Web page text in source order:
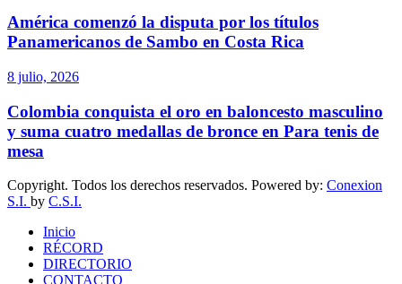
América comenzó la disputa por los títulos
Panamericanos de Sambo en Costa Rica
8 julio, 2026
Colombia conquista el oro en baloncesto masculino
y suma cuatro medallas de bronce en Para tenis de
mesa
Copyright. Todos los derechos reservados. Powered by: Conexion
S.I. by C.S.I.
Inicio
RÉCORD
DIRECTORIO
CONTACTO